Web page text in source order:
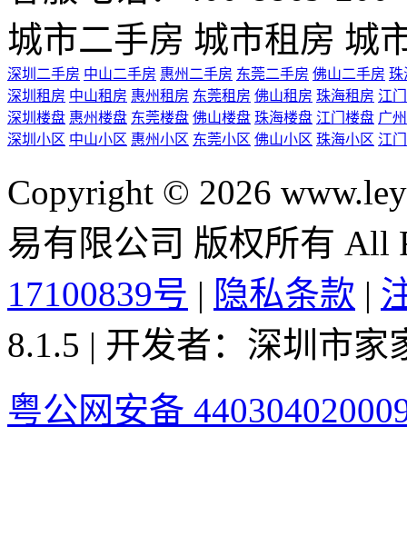
城市二手房 城市租房 城
深圳二手房 中山二手房 惠州二手房 东莞二手房 佛山二手房 珠
深圳租房 中山租房 惠州租房 东莞租房 佛山租房 珠海租房 江
深圳楼盘 惠州楼盘 东莞楼盘 佛山楼盘 珠海楼盘 江门楼盘 广
深圳小区 中山小区 惠州小区 东莞小区 佛山小区 珠海小区 江
Copyright © 2026
易有限公司 版权所有 All
17100839号 | 隐私条款 |
8.1.5 | 开发者：深圳市
粤公网安备